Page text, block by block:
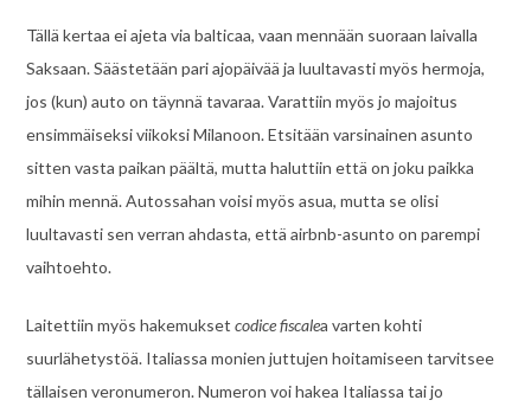
Tällä kertaa ei ajeta via balticaa, vaan mennään suoraan laivalla
Saksaan. Säästetään pari ajopäivää ja luultavasti myös hermoja,
jos (kun) auto on täynnä tavaraa. Varattiin myös jo majoitus
ensimmäiseksi viikoksi Milanoon. Etsitään varsinainen asunto
sitten vasta paikan päältä, mutta haluttiin että on joku paikka
mihin mennä. Autossahan voisi myös asua, mutta se olisi
luultavasti sen verran ahdasta, että airbnb-asunto on parempi
vaihtoehto.
Laitettiin myös hakemukset codice fiscalea varten kohti
suurlähetystöä. Italiassa monien juttujen hoitamiseen tarvitsee
tällaisen veronumeron. Numeron voi hakea Italiassa tai jo